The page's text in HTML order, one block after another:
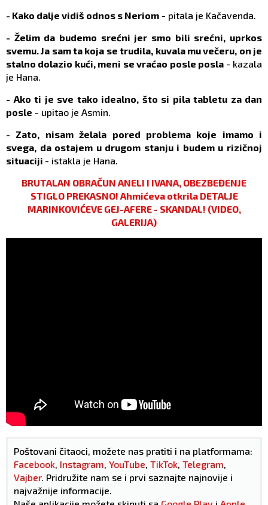
- Kako dalje vidiš odnos s Neriom - pitala je Kačavenda.
- Želim da budemo srećni jer smo bili srećni, uprkos
svemu. Ja sam ta koja se trudila, kuvala mu večeru, on je
stalno dolazio kući, meni se vraćao posle posla - kazala
je Hana.
- Ako ti je sve tako idealno, što si pila tabletu za dan
posle - upitao je Asmin.
- Zato, nisam želala pored problema koje imamo i
svega, da ostajem u drugom stanju i budem u rizičnoj
situaciji - istakla je Hana.
BRUTALAN OBRAČUN ANELI I IVANA, OBEZBEĐENJE
STIGLO PREKASNO! Ahmićeva otkrila DETALJE
MARINKOVIĆEVE GEJ-AFERE - SKANDAL! (VIDEO,
GALERIJA)
Poštovani čitaoci, možete nas pratiti i na platformama:
Facebook, Instagram, YouTube, TikTok, Telegram,
Vajber. Pridružite nam se i prvi saznajte najnovije i
najvažnije informacije.